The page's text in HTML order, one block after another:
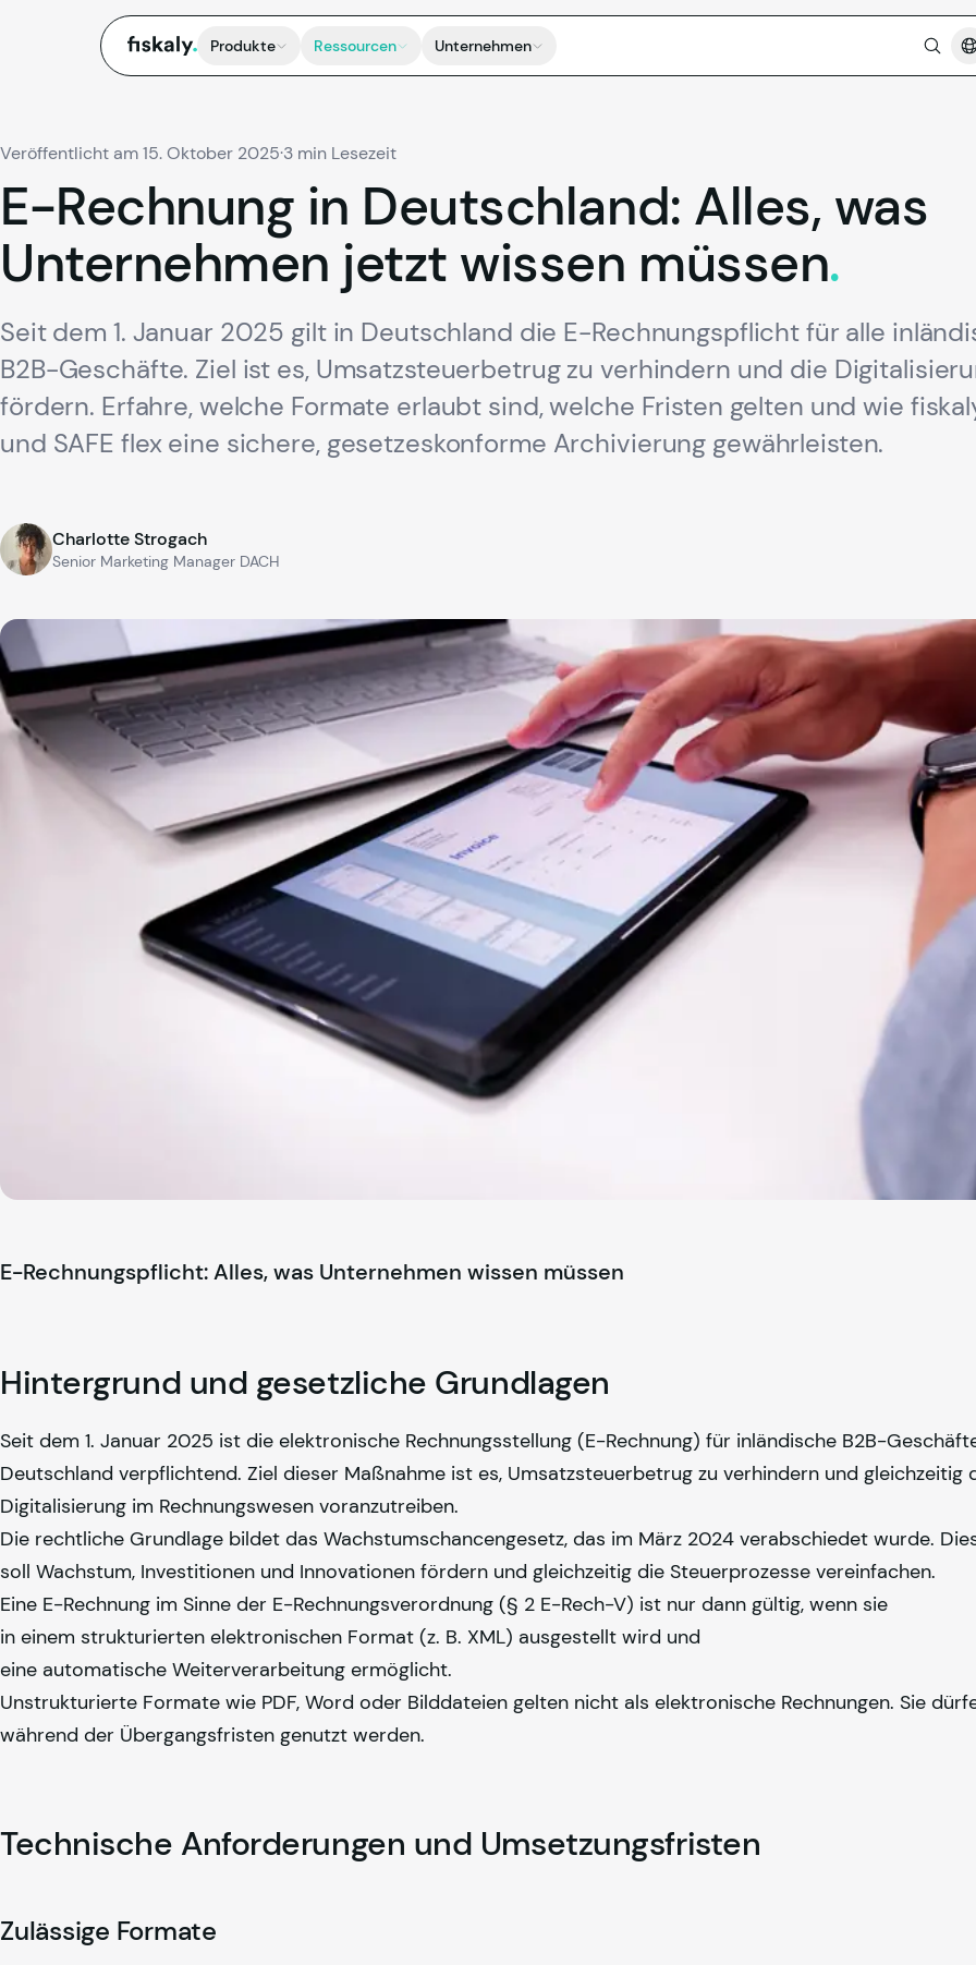
fiskaly. Produkte Ressourcen Unternehmen
Veröffentlicht am 15. Oktober 2025·3 min Lesezeit
E-Rechnung in Deutschland: Alles, was
Unternehmen jetzt wissen müssen.
Seit dem 1. Januar 2025 gilt in Deutschland die E-Rechnungspflicht für alle
B2B-Geschäfte. Ziel ist es, Umsatzsteuerbetrug zu verhindern und die
fördern. Erfahre, welche Formate erlaubt sind, welche Fristen gelten und wie
und SAFE flex eine sichere, gesetzeskonforme Archivierung gewährleisten.
Charlotte Strogach
Senior Marketing Manager DACH
E-Rechnungspflicht: Alles, was Unternehmen wissen müssen
Hintergrund und gesetzliche Grundlagen
Seit dem 1. Januar 2025 ist die elektronische Rechnungsstellung (E-Rechnung) für inländische B2B-
Deutschland verpflichtend. Ziel dieser Maßnahme ist es, Umsatzsteuerbetrug zu verhindern und gleichzeitig
Digitalisierung im Rechnungswesen voranzutreiben.
Die rechtliche Grundlage bildet das Wachstumschancengesetz, das im März 2024 verabschiedet wurde.
soll Wachstum, Investitionen und Innovationen fördern und gleichzeitig die Steuerprozesse vereinfachen.
Eine E-Rechnung im Sinne der E-Rechnungsverordnung (§ 2 E-Rech-V) ist nur dann gültig, wenn sie
in einem strukturierten elektronischen Format (z. B. XML) ausgestellt wird und
eine automatische Weiterverarbeitung ermöglicht.
Unstrukturierte Formate wie PDF, Word oder Bilddateien gelten nicht als elektronische Rechnungen. Sie
während der Übergangsfristen genutzt werden.
Technische Anforderungen und Umsetzungsfristen
Zulässige Formate